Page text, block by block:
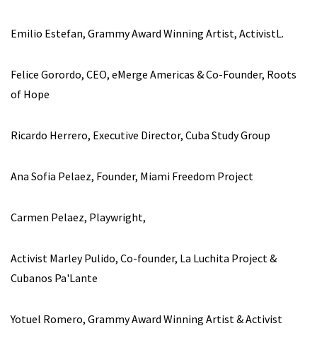
Emilio Estefan, Grammy Award Winning Artist, ActivistL.
Felice Gorordo, CEO, eMerge Americas & Co-Founder, Roots
of Hope
Ricardo Herrero, Executive Director, Cuba Study Group
Ana Sofia Pelaez, Founder, Miami Freedom Project
Carmen Pelaez, Playwright,
Activist Marley Pulido, Co-founder, La Luchita Project &
Cubanos Pa'Lante
Yotuel Romero, Grammy Award Winning Artist & Activist